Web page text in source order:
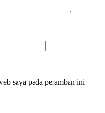
saya pada peramban ini